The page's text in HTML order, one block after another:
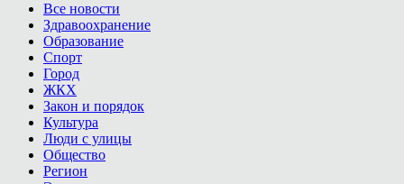
Все новости
Здравоохранение
Образование
Спорт
Город
ЖКХ
Закон и порядок
Культура
Люди с улицы
Общество
Регион